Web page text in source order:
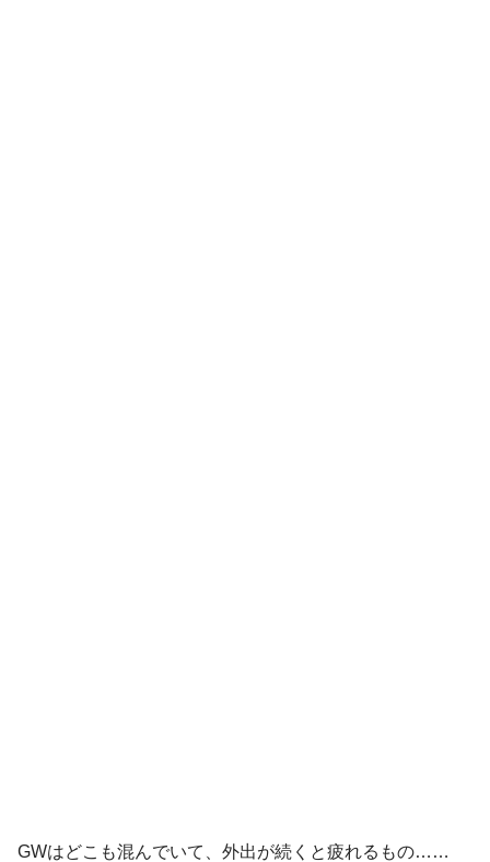
GWはどこも混んでいて、外出が続くと疲れるもの……